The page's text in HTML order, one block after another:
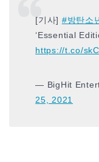
[기사] #방탄소
‘Essential
https://t.co/
— BigHit
25, 2021